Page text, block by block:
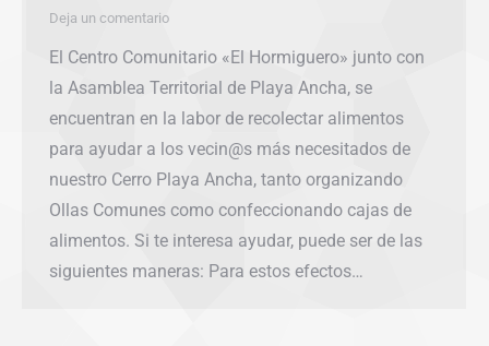
Deja un comentario
El Centro Comunitario «El Hormiguero» junto con
la Asamblea Territorial de Playa Ancha, se
encuentran en la labor de recolectar alimentos
para ayudar a los vecin@s más necesitados de
nuestro Cerro Playa Ancha, tanto organizando
Ollas Comunes como confeccionando cajas de
alimentos. Si te interesa ayudar, puede ser de las
siguientes maneras: Para estos efectos…